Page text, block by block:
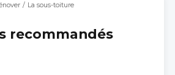
La sous-toiture
recommandés